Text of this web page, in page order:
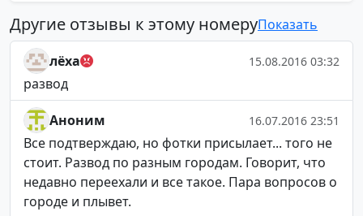
Другие отзывы к этому номеруПоказать
лёха 15.08.2016 03:32
развод
Аноним 16.07.2016 23:51
Все подтверждаю, но фотки присылает... того не
стоит. Развод по разным городам. Говорит, что
недавно переехали и все такое. Пара вопросов о
городе и плывет.